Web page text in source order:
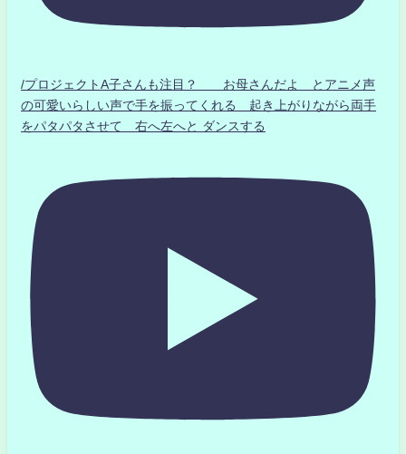
/プロジェクトA子さんも注目？ お母さんだよ とアニメ声
の可愛いらしい声で手を振ってくれる 起き上がりながら両手
をパタパタさせて 右へ左へと ダンスする